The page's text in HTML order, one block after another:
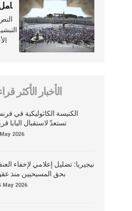
الأخبار الأكثر
الكنيسة الكاثوليكية في
تستعدّ لاستقبال البابا
2026
نيجيريا: تضليل إعلامي لإخفاء
بحق المسيحيين منذ
May 2026